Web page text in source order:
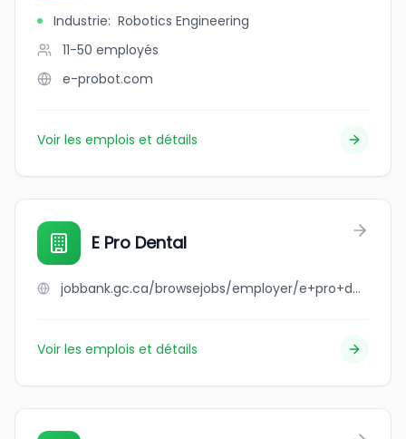
Industrie: Robotics Engineering
11-50 employés
e-probot.com
Voir les emplois et détails
E Pro Dental
jobbank.gc.ca/browsejobs/employer/e+pro+dental/ca
Voir les emplois et détails